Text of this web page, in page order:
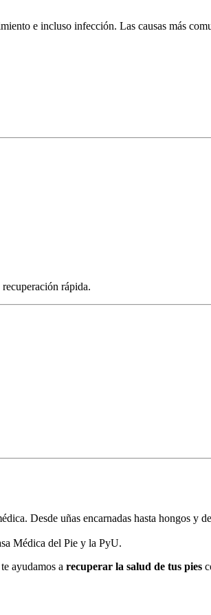
e incluso infección. Las causas más
rápida.
Desde uñas encarnadas hasta hongos y
Médica del Pie y la PyU.
ayudamos a recuperar la salud de tus pies